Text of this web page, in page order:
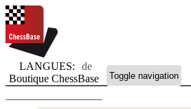
LANGUES:
de
Boutique ChessBase
Toggle navigation